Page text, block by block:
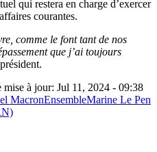
qui restera en charge d’exercer
courantes.
comme le font tant de nos
que j’ai toujours
mise à jour: Jul 11, 2024 - 09:38
MacronEnsembleMarine Le Pen